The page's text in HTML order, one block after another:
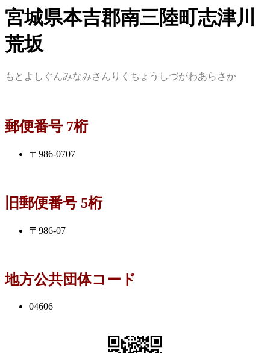
宮城県本吉郡南三陸町志津川
荒坂
もとよしぐんみなみさんりくちょうしづがわあらさか
郵便番号 7桁
〒986-0707
旧郵便番号 5桁
〒986-07
地方公共団体コード
04606